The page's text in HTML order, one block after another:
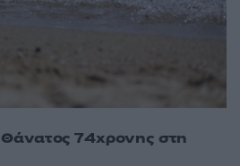
74χρονης στη